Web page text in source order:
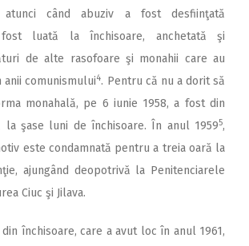
când abuziv a fost desfiinţată
luată la închisoare, anchetată şi
de alte rasofoare şi monahii care au
comunismului4. Pentru că nu a dorit să
monahală, pe 6 iunie 1958, a fost din
la şase luni de închisoare. În anul 19595,
este condamnată pentru a treia oară la
ajungând deopotrivă la Penitenciarele
Ciuc şi Jilava.
închisoare, care a avut loc în anul 1961,